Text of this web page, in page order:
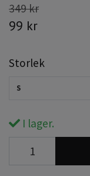
349 kr
99 kr
Storlek
S
I lager.